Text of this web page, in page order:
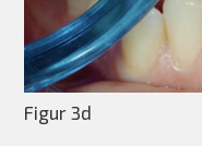
Figur 3d